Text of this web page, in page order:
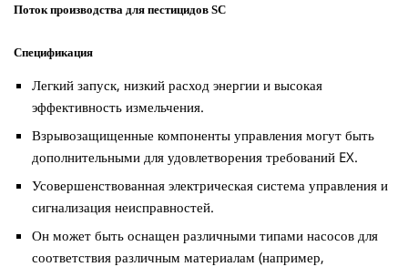
Поток производства для пестицидов SC
Спецификация
Легкий запуск, низкий расход энергии и высокая
эффективность измельчения.
Взрывозащищенные компоненты управления могут быть
дополнительными для удовлетворения требований EX.
Усовершенствованная электрическая система управления и
сигнализация неисправностей.
Он может быть оснащен различными типами насосов для
соответствия различным материалам (например,